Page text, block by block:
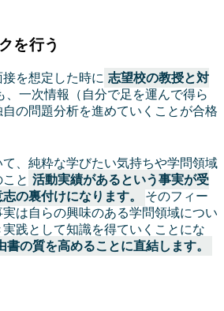
を行う
を想定した時に 志望校の教授と対
、一次情報（自分で足を運んで得ら
の問題分析を進めていくことが合格
、純粋な学びたい気持ちや学問領域
と 活動実績があるという事実が受
の裏付けになります。
そのフィー
は自らの興味のある学問領域につい
践として知識を得ていくことにな
書の質を高めることに直結します。